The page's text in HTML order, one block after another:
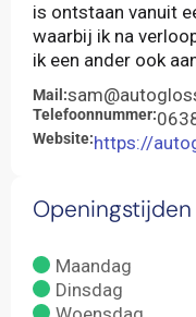
is ontstaan vanuit
waarbij ik na
ik een ander ook
Mail:
Telefoonnummer:
Website:https://
Openingstijden
Maandag
Dinsdag